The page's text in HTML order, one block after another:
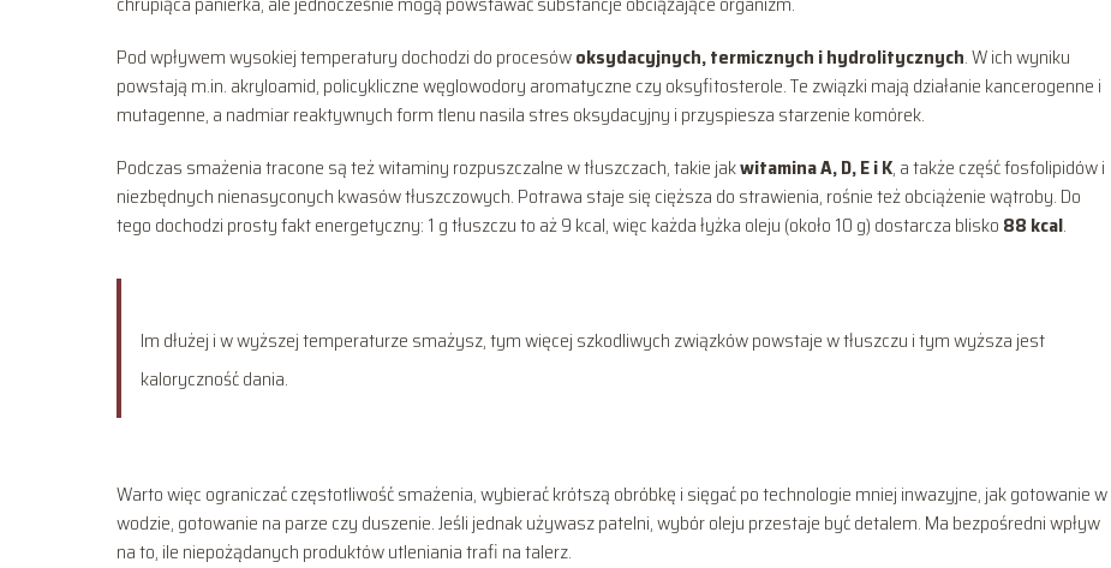
Pod wpływem wysokiej temperatury dochodzi do procesówoksydacyjnych, termicznych i hydrolitycznych. W ich wyniku
powstają m.in. akryloamid, policykliczne węglowodory aromatyczne czy oksyfitosterole. Te związki mają działanie kancerogenne i
mutagenne, a nadmiar reaktywnych form tlenu nasila stres oksydacyjny i przyspiesza starzenie komórek.
Podczas smażenia tracone są też witaminy rozpuszczalne w tłuszczach, takie jakwitamina A, D, E i K, a także część fosfolipidów i
niezbędnych nienasyconych kwasów tłuszczowych. Potrawa staje się cięższa do strawienia, rośnie też obciążenie wątroby. Do
tego dochodzi prosty fakt energetyczny: 1 g tłuszczu to aż 9 kcal, więc każda łyżka oleju (około 10 g) dostarcza blisko 88 kcal.
Im dłużej i w wyższej temperaturze smażysz, tym więcej szkodliwych związków powstaje w tłuszczu i tym wyższa jest
kaloryczność dania.
Warto więc ograniczać częstotliwość smażenia, wybierać krótszą obróbkę i sięgać po technologie mniej inwazyjne, jak gotowanie w
wodzie, gotowanie na parze czy duszenie. Jeśli jednak używasz patelni, wybór oleju przestaje być detalem. Ma bezpośredni wpływ
na to, ile niepożądanych produktów utleniania trafi na talerz.